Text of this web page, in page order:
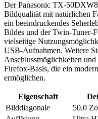
Der Panasonic TX-
Bildqualität mit natürlichen
ein beeindruckendes
Bildes und der Twin-Tuner-
vielseitige
USB-Aufnahmen. Weitere
Anschlussmöglichkeiten
Firefox-Basis, die ein
ermöglichen.
Eigenschaft
Bilddiagonale
50.0